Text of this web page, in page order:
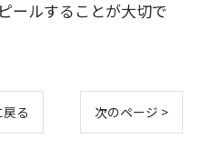
ールすることが大切で
る 次のページ >